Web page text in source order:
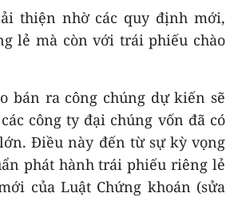
thiện nhờ các quy định mới,
lẻ mà còn với trái phiếu chào
bán ra công chúng dự kiến sẽ
công ty đại chúng vốn đã có
Điều này đến từ sự kỳ vọng
phát hành trái phiếu riêng lẻ
của Luật Chứng khoán (sửa